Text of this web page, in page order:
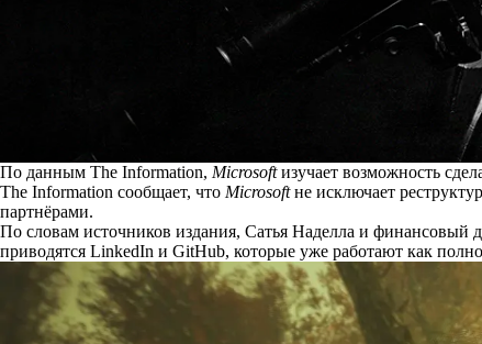
По данным The Information, Microsoftизучает возможность
The Information сообщает, что Microsoftне исключает
партнёрами.
По словам источников издания, Сатья Наделла и финансовый
приводятся LinkedIn и GitHub, которые уже работают как